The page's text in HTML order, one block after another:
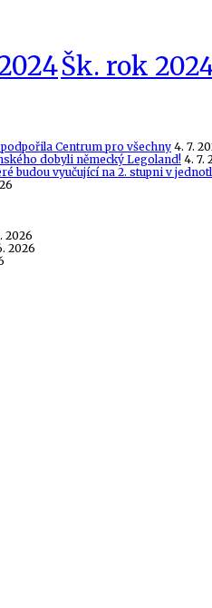
Šk. rok
Centrum pro všechny 4. 7.
dobyli německý Legoland! 4. 7.
budou vyučující na 2. stupni v
2026
2026